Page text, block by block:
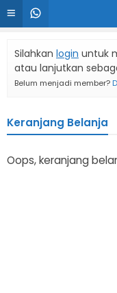
Silahkan login untuk
atau lanjutkan
Belum menjadi member?
Keranjang Belanja
Oops, keranjang